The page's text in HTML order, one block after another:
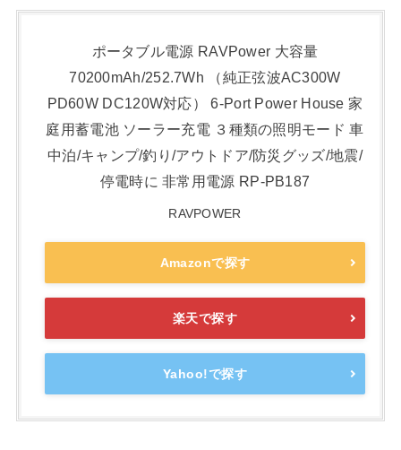
ポータブル電源 RAVPower 大容量
70200mAh/252.7Wh （純正弦波AC300W
PD60W DC120W対応） 6-Port Power House 家
庭用蓄電池 ソーラー充電 ３種類の照明モード 車
中泊/キャンプ/釣り/アウトドア/防災グッズ/地震/
停電時に 非常用電源 RP-PB187
RAVPOWER
Amazonで探す
楽天で探す
Yahoo!で探す